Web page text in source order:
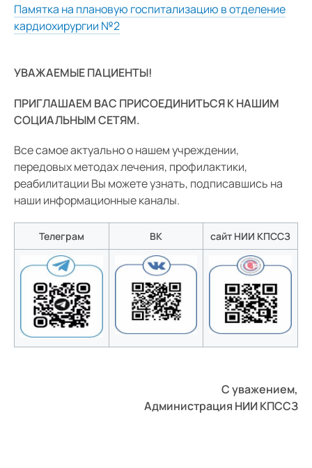
Памятка на плановую госпитализацию в отделение
кардиохирургии №2
УВАЖАЕМЫЕ ПАЦИЕНТЫ!
ПРИГЛАШАЕМ ВАС ПРИСОЕДИНИТЬСЯ К НАШИМ
СОЦИАЛЬНЫМ СЕТЯМ.
Все самое актуально о нашем учреждении,
передовых методах лечения, профилактики,
реабилитации Вы можете узнать, подписавшись на
наши информационные каналы.
Телеграм ВК сайт НИИ КПССЗ
С уважением,
Администрация НИИ КПССЗ